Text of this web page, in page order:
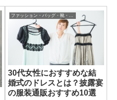
30代女性におすすめな結
婚式のドレスとは？披露宴
の服装通販おすすめ10選